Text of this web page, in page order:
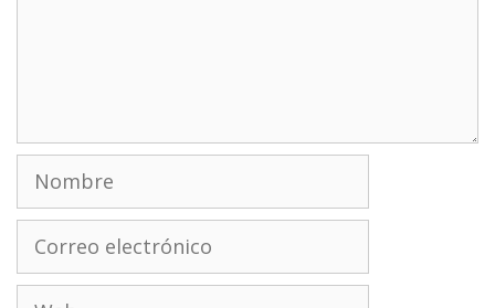
Nombre
electrónico